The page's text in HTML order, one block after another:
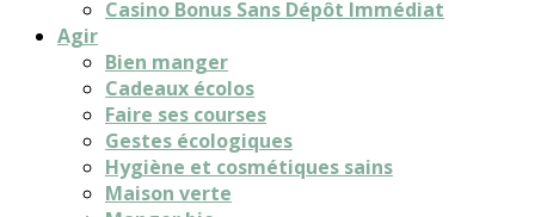
Casino Bonus Sans Dépôt Immédiat
Agir
Bien manger
Cadeaux écolos
Faire ses courses
Gestes écologiques
Hygiène et cosmétiques sains
Maison verte